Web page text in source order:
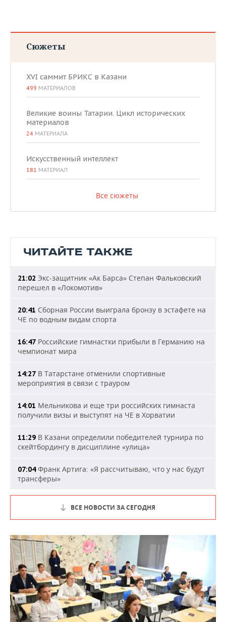
Сюжеты
XVI саммит БРИКС в Казани
499 МАТЕРИАЛОВ
Великие воины Татарии. Цикл исторических
материалов
24 МАТЕРИАЛА
Искусственный интеллект
181 МАТЕРИАЛ
Все сюжеты
ЧИТАЙТЕ ТАКЖЕ
21:02 Экс-защитник «Ак Барса» Степан Фальковский
перешел в «Локомотив»
20:41 Сборная России выиграла бронзу в эстафете на
ЧЕ по водным видам спорта
16:47 Российские гимнастки прибыли в Германию на
чемпионат мира
14:27 В Татарстане отменили спортивные
мероприятия в связи с трауром
14:01 Мельникова и еще три российских гимнаста
получили визы и выступят на ЧЕ в Хорватии
11:29 В Казани определили победителей турнира по
скейтбордингу в дисциплине «улица»
07:04Франк Артига: «Я рассчитываю, что у нас будут
трансферы»
ВСЕ НОВОСТИ ЗА СЕГОДНЯ